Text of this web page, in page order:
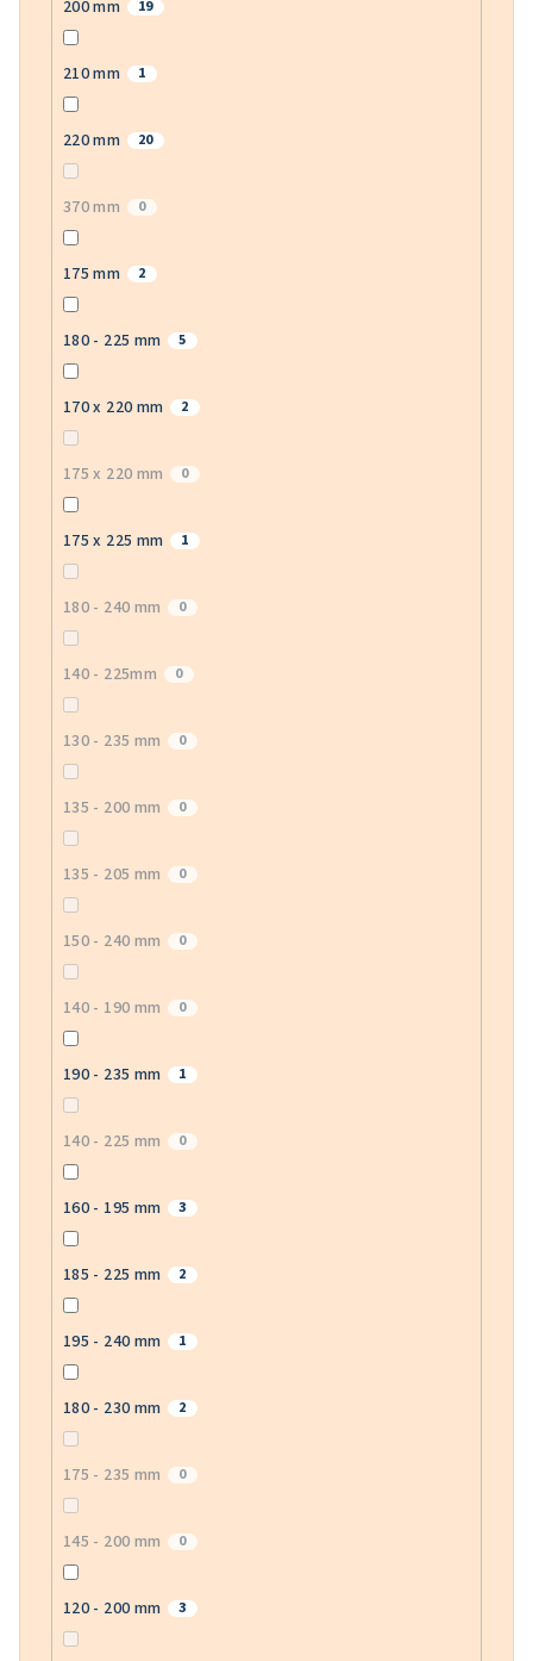
200 mm 19
210 mm 1
220 mm 20
370 mm 0
175 mm 2
180 - 225 mm 5
170 x 220 mm 2
175 x 220 mm 0
175 x 225 mm 1
180 - 240 mm 0
140 - 225mm 0
130 - 235 mm 0
135 - 200 mm 0
135 - 205 mm 0
150 - 240 mm 0
140 - 190 mm 0
190 - 235 mm 1
140 - 225 mm 0
160 - 195 mm 3
185 - 225 mm 2
195 - 240 mm 1
180 - 230 mm 2
175 - 235 mm 0
145 - 200 mm 0
120 - 200 mm 3